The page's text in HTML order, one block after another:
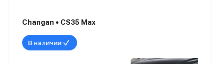
Changan • CS35 Max
В наличии